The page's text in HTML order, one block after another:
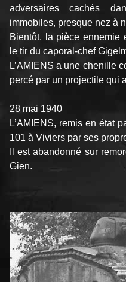
adversaires cachés
immobiles, presque nez à
Bientôt, la pièce ennemie
le tir du caporal-chef
L’AMIENS a une chenille
percé par un projectile qui
28 mai 1940
L’AMIENS, remis en état
101 à Viviers par ses
Il est abandonné sur
Gien.